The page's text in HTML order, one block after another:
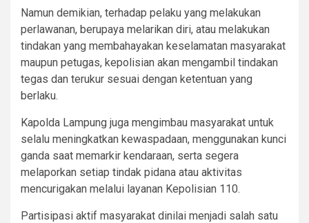
Namun demikian, terhadap pelaku yang melakukan
perlawanan, berupaya melarikan diri, atau melakukan
tindakan yang membahayakan keselamatan masyarakat
maupun petugas, kepolisian akan mengambil tindakan
tegas dan terukur sesuai dengan ketentuan yang
berlaku.
Kapolda Lampung juga mengimbau masyarakat untuk
selalu meningkatkan kewaspadaan, menggunakan kunci
ganda saat memarkir kendaraan, serta segera
melaporkan setiap tindak pidana atau aktivitas
mencurigakan melalui layanan Kepolisian 110.
Partisipasi aktif masyarakat dinilai menjadi salah satu